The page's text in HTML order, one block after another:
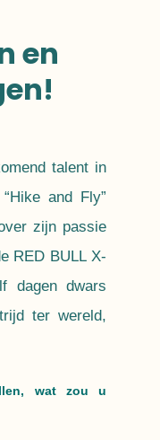
en
talent in
and Fly”
zijn passie
RED BULL X-
dagen dwars
ter wereld,
wat zou u